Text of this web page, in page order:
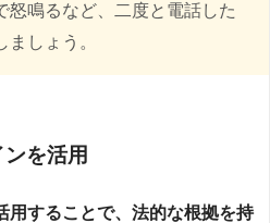
怒鳴るなど、二度と電話した
しょう。
を活用
用することで、法的な根拠を持